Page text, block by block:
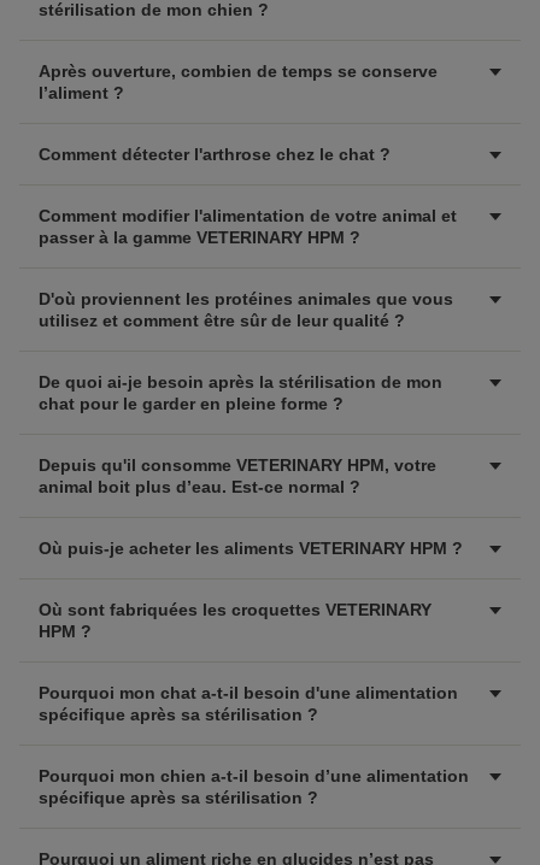
stérilisation de mon chien ?
Après ouverture, combien de temps se conserve
l’aliment ?
Comment détecter l'arthrose chez le chat ?
Comment modifier l'alimentation de votre animal et
passer à la gamme VETERINARY HPM ?
D'où proviennent les protéines animales que vous
utilisez et comment être sûr de leur qualité ?
De quoi ai-je besoin après la stérilisation de mon
chat pour le garder en pleine forme ?
Depuis qu'il consomme VETERINARY HPM, votre
animal boit plus d’eau. Est-ce normal ?
Où puis-je acheter les aliments VETERINARY HPM ?
Où sont fabriquées les croquettes VETERINARY
HPM ?
Pourquoi mon chat a-t-il besoin d'une alimentation
spécifique après sa stérilisation ?
Pourquoi mon chien a-t-il besoin d’une alimentation
spécifique après sa stérilisation ?
Pourquoi un aliment riche en glucides n’est pas